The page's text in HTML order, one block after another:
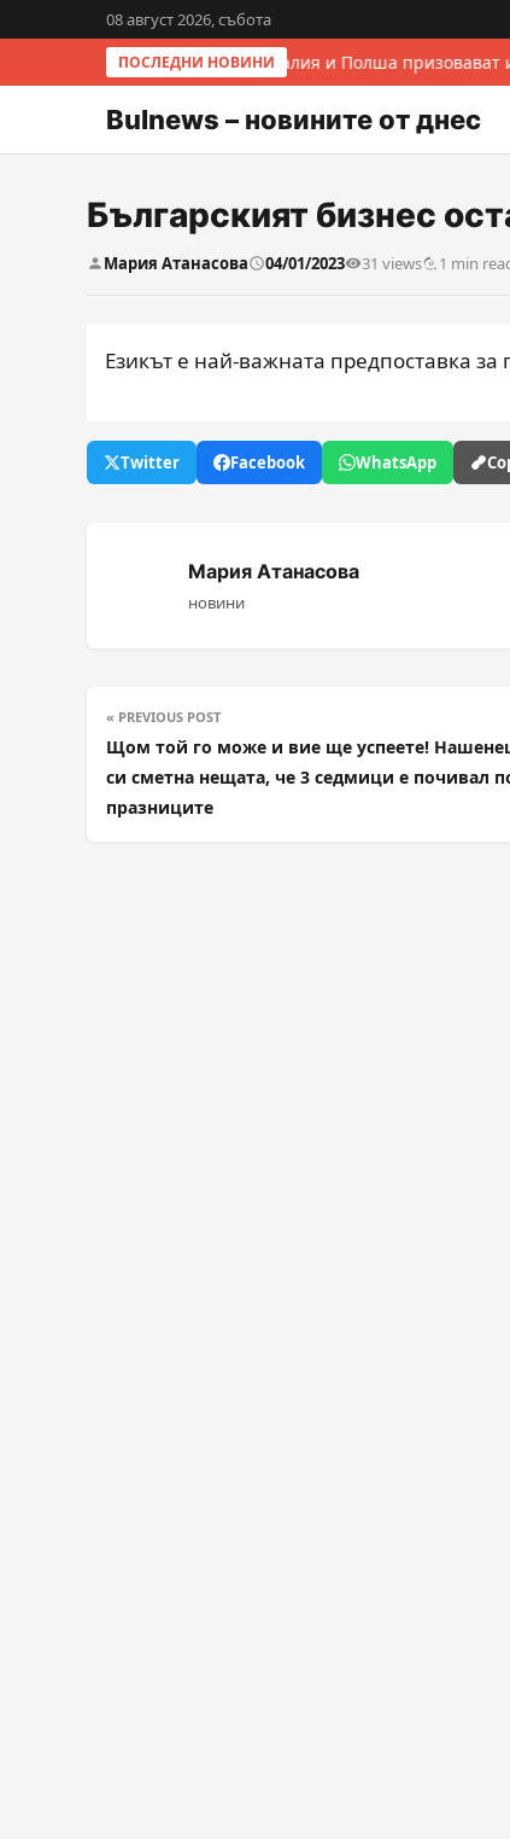
08 август 2026, събота
ПОСЛЕДНИ НОВИНИИталия и Полша призовават
Bulnews – новините от днес
Българският бизнес
Мария Атанасова 04/01/2023 31 views 1 min
Езикът е най-важната предпоставка за
Twitter Facebook WhatsApp
Мария Атанасова
новини
« PREVIOUS POST
Щом той го може и вие ще успеете!
си сметна нещата, че 3 седмици е почивал
празниците